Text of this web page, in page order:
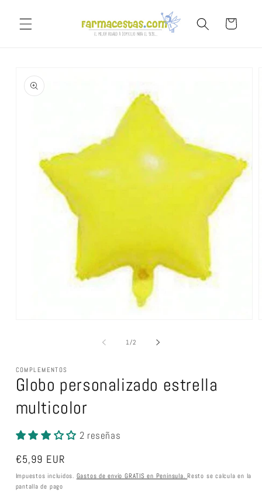
al contenido
Carrito
información
una
modal
1/de
2
COMPLEMENTOS
Globo personalizado estrella
multicolor
2 reseñas
Precio
habitual
€5,99 EUR
Impuestos incluidos. Gastos de envío GRATIS en Península.Resto se calcula en la
pantalla de pago